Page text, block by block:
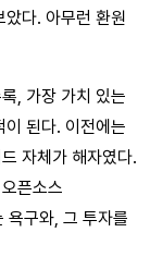
다. 아무런 환원
, 가장 가치 있는
된다. 이전에는
자체가 해자였다.
픈소스
욕구와, 그 투자를